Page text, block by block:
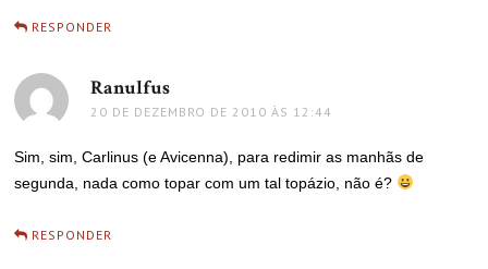
RESPONDER
Ranulfus
20 DE DEZEMBRO DE 2010 ÀS 12:44
Sim, sim, Carlinus (e Avicenna), para redimir as manhãs de
segunda, nada como topar com um tal topázio, não é?
RESPONDER